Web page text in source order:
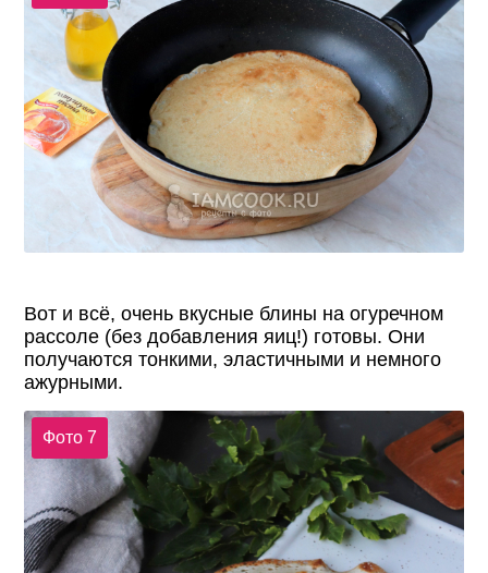
Вот и всё, очень вкусные блины на огуречном
рассоле (без добавления яиц!) готовы. Они
получаются тонкими, эластичными и немного
ажурными.
Фото 7